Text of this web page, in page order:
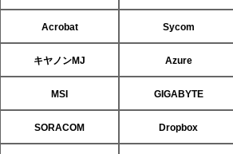
Acrobat Sycom
キヤノンMJ Azure
MSI GIGABYTE
SORACOM Dropbox